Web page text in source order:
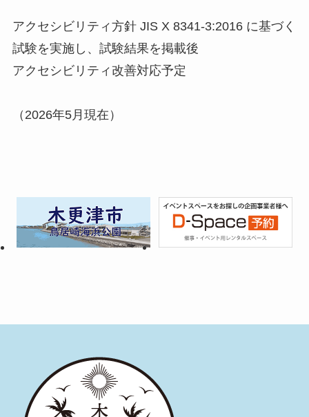
アクセシビリティ方針 JIS X 8341-3:2016 に基づく
試験を実施し、試験結果を掲載後
アクセシビリティ改善対応予定
（2026年5月現在）